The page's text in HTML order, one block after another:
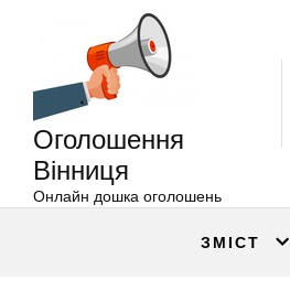
Оголошення
Вінниця
Онлайн дошка оголошень
ЗМІСТ